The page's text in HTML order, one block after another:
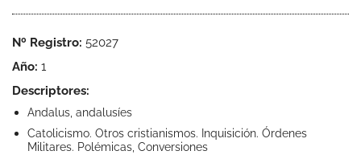
Nº Registro: 52027
Año: 1
Descriptores:
Andalus, andalusíes
Catolicismo. Otros cristianismos. Inquisición. Órdenes
Militares. Polémicas, Conversiones